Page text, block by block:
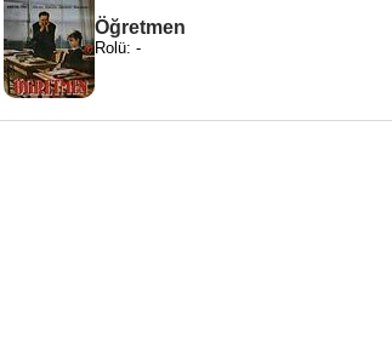
Öğretmen
Rolü: -